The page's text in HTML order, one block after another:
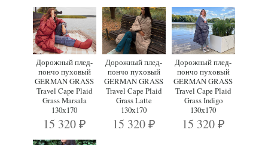
Дорожный плед-
пончо пуховый
GERMAN GRASS
Travel Cape Plaid
Grass Marsala
130х170
15 320 ₽
Дорожный плед-
пончо пуховый
GERMAN GRASS
Travel Cape Plaid
Grass Latte
130х170
15 320 ₽
Дорожный плед-
пончо пуховый
GERMAN GRASS
Travel Cape Plaid
Grass Indigo
130х170
15 320 ₽